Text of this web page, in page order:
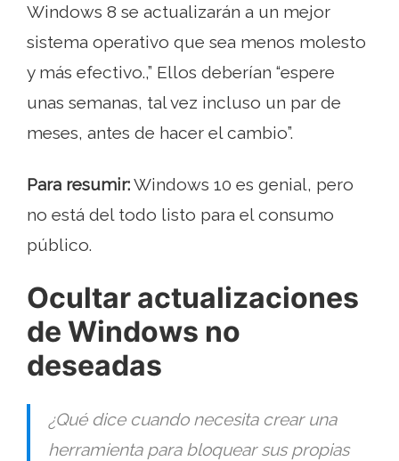
Windows 8 se actualizarán a un mejor
sistema operativo que sea menos molesto
y más efectivo.,” Ellos deberían “espere
unas semanas, tal vez incluso un par de
meses, antes de hacer el cambio”.
Para resumir:Windows 10 es genial, pero
no está del todo listo para el consumo
público.
Ocultar actualizaciones
de Windows no
deseadas
¿Qué dice cuando necesita crear una
herramienta para bloquear sus propias